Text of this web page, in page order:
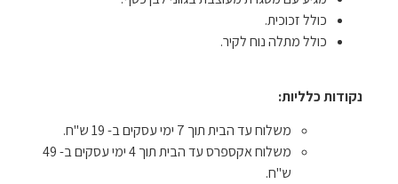
כולל זכוכית.
כולל מתלה נוח לקיר.
נקודות כלליות:
משלוח עד הבית תוך 7 ימי עסקים ב- 19 ש"ח.
משלוח אקספרס עד הבית תוך 4 ימי עסקים ב- 49
ש"ח.